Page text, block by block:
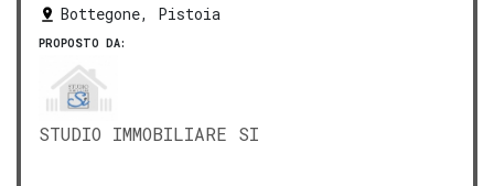
Bottegone, Pistoia
PROPOSTO DA:
STUDIO IMMOBILIARE SI